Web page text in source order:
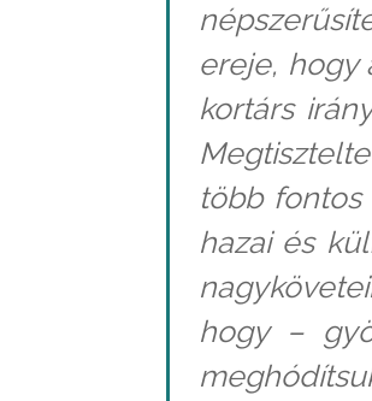
ereje, hogy
kortárs
több fontos
hazai és
hogy –